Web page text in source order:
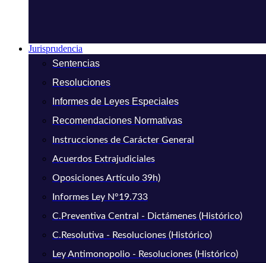
Jurisprudencia
Sentencias
Resoluciones
Informes de Leyes Especiales
Recomendaciones Normativas
Instrucciones de Carácter General
Acuerdos Extrajudiciales
Oposiciones Artículo 39h)
Informes Ley N°19.733
C.Preventiva Central - Dictámenes (Histórico)
C.Resolutiva - Resoluciones (Histórico)
Ley Antimonopolio - Resoluciones (Histórico)